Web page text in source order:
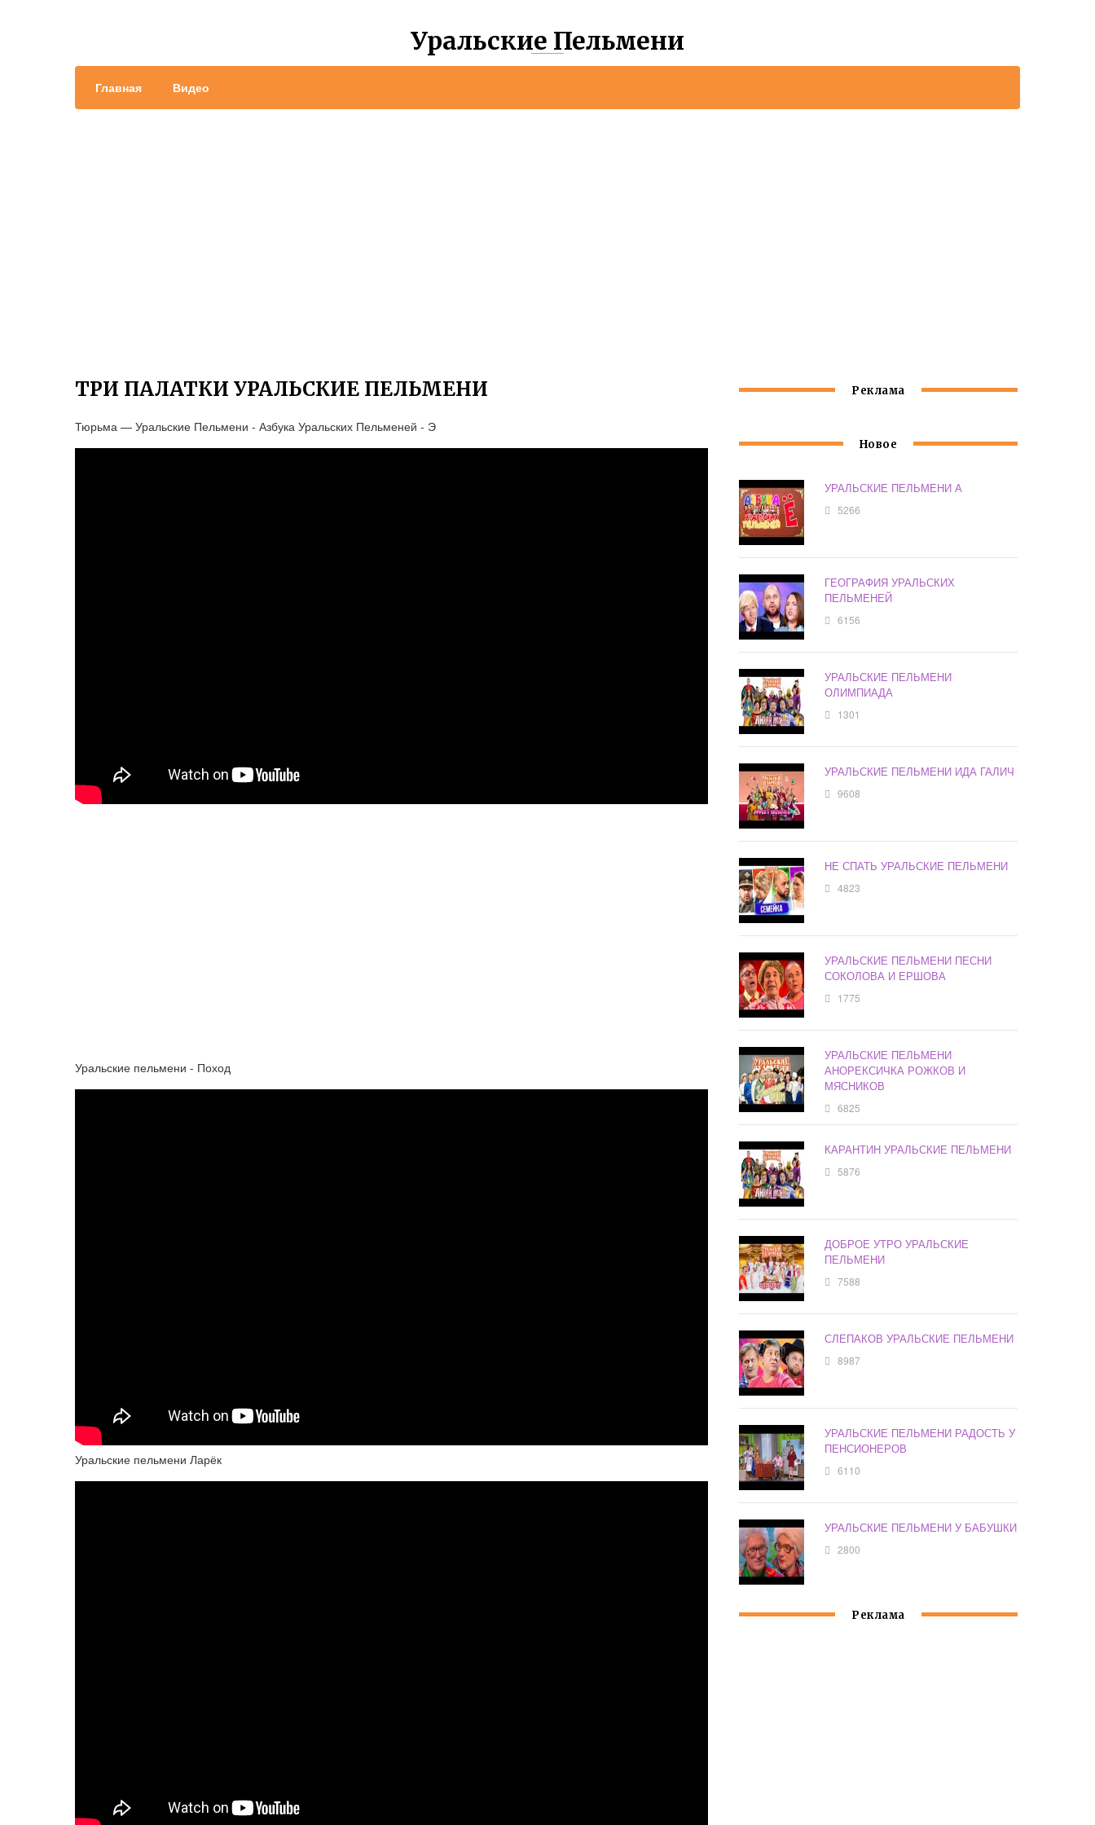
Уральские Пельмени
Главная Видео
ТРИ ПАЛАТКИ УРАЛЬСКИЕ ПЕЛЬМЕНИ
Тюрьма — Уральские Пельмени - Азбука Уральских Пельменей - Э
Уральские пельмени - Поход
Уральские пельмени Ларёк
Реклама
Новое
УРАЛЬСКИЕ ПЕЛЬМЕНИ А
5266
ГЕОГРАФИЯ УРАЛЬСКИХ
ПЕЛЬМЕНЕЙ
6156
УРАЛЬСКИЕ ПЕЛЬМЕНИ
ОЛИМПИАДА
1301
УРАЛЬСКИЕ ПЕЛЬМЕНИ ИДА ГАЛИЧ
9608
НЕ СПАТЬ УРАЛЬСКИЕ ПЕЛЬМЕНИ
4823
УРАЛЬСКИЕ ПЕЛЬМЕНИ ПЕСНИ
СОКОЛОВА И ЕРШОВА
1775
УРАЛЬСКИЕ ПЕЛЬМЕНИ
АНОРЕКСИЧКА РОЖКОВ И
МЯСНИКОВ
6825
КАРАНТИН УРАЛЬСКИЕ ПЕЛЬМЕНИ
5876
ДОБРОЕ УТРО УРАЛЬСКИЕ
ПЕЛЬМЕНИ
7588
СЛЕПАКОВ УРАЛЬСКИЕ ПЕЛЬМЕНИ
8987
УРАЛЬСКИЕ ПЕЛЬМЕНИ РАДОСТЬ У
ПЕНСИОНЕРОВ
6110
УРАЛЬСКИЕ ПЕЛЬМЕНИ У БАБУШКИ
2800
Реклама